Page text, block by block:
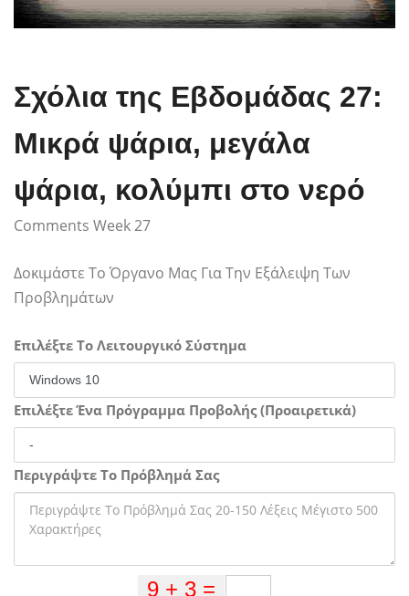
Σχόλια της Εβδομάδας 27:
Μικρά ψάρια, μεγάλα
ψάρια, κολύμπι στο νερό
Comments Week 27
Δοκιμάστε Το Όργανο Μας Για Την Εξάλειψη Των
Προβλημάτων
Επιλέξτε Το Λειτουργικό Σύστημα
Επιλέξτε Ένα Πρόγραμμα Προβολής (Προαιρετικά)
Περιγράψτε Το Πρόβλημά Σας